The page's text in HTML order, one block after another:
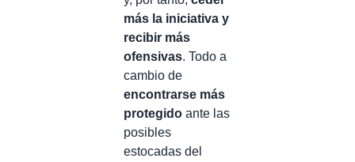
más la iniciativa y
recibir más
ofensivas. Todo a
cambio de
encontrarse más
protegido ante las
posibles
estocadas del